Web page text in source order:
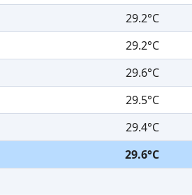
29.2°C
29.2°C
29.6°C
29.5°C
29.4°C
29.6°C